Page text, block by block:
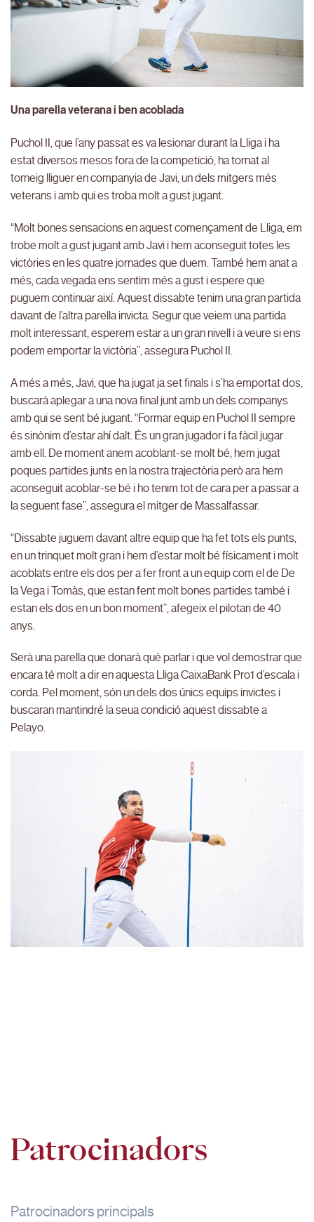
Una parella veterana i ben acoblada
Puchol II, que l’any passat es va lesionar durant la Lliga i ha
estat diversos mesos fora de la competició, ha tornat al
torneig lliguer en companyia de Javi, un dels mitgers més
veterans i amb qui es troba molt a gust jugant.
“Molt bones sensacions en aquest començament de Lliga, em
trobe molt a gust jugant amb Javi i hem aconseguit totes les
victòries en les quatre jornades que duem. També hem anat a
més, cada vegada ens sentim més a gust i espere que
puguem continuar així. Aquest dissabte tenim una gran partida
davant de l’altra parella invicta. Segur que veiem una partida
molt interessant, esperem estar a un gran nivell i a veure si ens
podem emportar la victòria”, assegura Puchol II.
A més a més, Javi, que ha jugat ja set finals i s’ha emportat dos,
buscarà aplegar a una nova final junt amb un dels companys
amb qui se sent bé jugant. “Formar equip en Puchol II sempre
és sinònim d’estar ahí dalt. És un gran jugador i fa fàcil jugar
amb ell. De moment anem acoblant-se molt bé, hem jugat
poques partides junts en la nostra trajectòria però ara hem
aconseguit acoblar-se bé i ho tenim tot de cara per a passar a
la seguent fase”, assegura el mitger de Massalfassar.
“Dissabte juguem davant altre equip que ha fet tots els punts,
en un trinquet molt gran i hem d’estar molt bé físicament i molt
acoblats entre els dos per a fer front a un equip com el de De
la Vega i Tomàs, que estan fent molt bones partides també i
estan els dos en un bon moment”, afegeix el pilotari de 40
anys.
Serà una parella que donarà què parlar i que vol demostrar que
encara té molt a dir en aquesta Lliga CaixaBank Pro1 d’escala i
corda. Pel moment, són un dels dos únics equips invictes i
buscaran mantindré la seua condició aquest dissabte a
Pelayo.
Patrocinadors
Patrocinadors principals